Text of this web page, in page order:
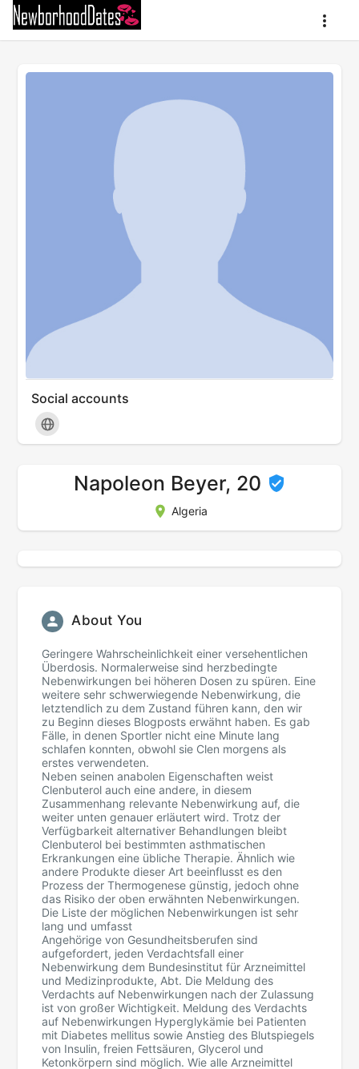
Social accounts
Napoleon Beyer, 20
Algeria
About You
Geringere Wahrscheinlichkeit einer versehentlichen
Überdosis. Normalerweise sind herzbedingte
Nebenwirkungen bei höheren Dosen zu spüren. Eine
weitere sehr schwerwiegende Nebenwirkung, die
letztendlich zu dem Zustand führen kann, den wir
zu Beginn dieses Blogposts erwähnt haben. Es gab
Fälle, in denen Sportler nicht eine Minute lang
schlafen konnten, obwohl sie Clen morgens als
erstes verwendeten.
Neben seinen anabolen Eigenschaften weist
Clenbuterol auch eine andere, in diesem
Zusammenhang relevante Nebenwirkung auf, die
weiter unten genauer erläutert wird. Trotz der
Verfügbarkeit alternativer Behandlungen bleibt
Clenbuterol bei bestimmten asthmatischen
Erkrankungen eine übliche Therapie. Ähnlich wie
andere Produkte dieser Art beeinflusst es den
Prozess der Thermogenese günstig, jedoch ohne
das Risiko der oben erwähnten Nebenwirkungen.
Die Liste der möglichen Nebenwirkungen ist sehr
lang und umfasst
Angehörige von Gesundheitsberufen sind
aufgefordert, jeden Verdachtsfall einer
Nebenwirkung dem Bundesinstitut für Arzneimittel
und Medizinprodukte, Abt. Die Meldung des
Verdachts auf Nebenwirkungen nach der Zulassung
ist von großer Wichtigkeit. Meldung des Verdachts
auf Nebenwirkungen Hyperglykämie bei Patienten
mit Diabetes mellitus sowie Anstieg des Blutspiegels
von Insulin, freien Fettsäuren, Glycerol und
Ketonkörpern sind möglich. Wie alle Arzneimittel